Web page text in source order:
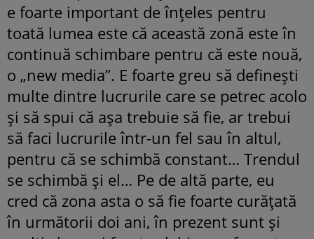
e foarte important de înțeles pentru
toată lumea este că această zonă este în
continuă schimbare pentru că este nouă,
o „new media”. E foarte greu să definești
multe dintre lucrurile care se petrec acolo
și să spui că așa trebuie să fie, ar trebui
să faci lucrurile într-un fel sau în altul,
pentru că se schimbă constant… Trendul
se schimbă și el… Pe de altă parte, eu
cred că zona asta o să fie foarte curățată
în următorii doi ani, în prezent sunt și